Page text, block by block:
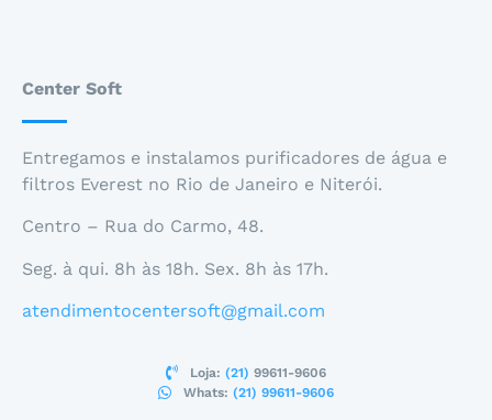
Center Soft
Entregamos e instalamos purificadores de água e
filtros Everest no Rio de Janeiro e Niterói.
Centro – Rua do Carmo, 48.
Seg. à qui. 8h às 18h. Sex. 8h às 17h.
atendimentocentersoft@gmail.com
Loja:(21)99611-9606
Whats: (21) 99611-9606